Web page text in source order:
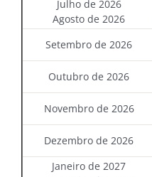
Julho de 2026
Agosto de 2026
Setembro de 2026
Outubro de 2026
Novembro de 2026
Dezembro de 2026
Janeiro de 2027